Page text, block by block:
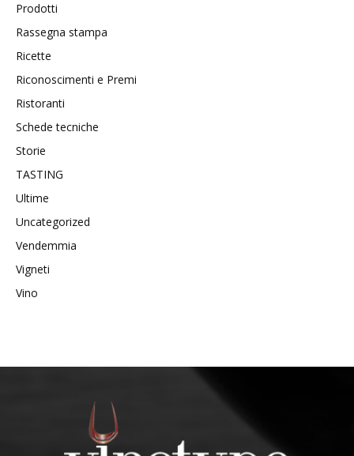
Prodotti
Rassegna stampa
Ricette
Riconoscimenti e Premi
Ristoranti
Schede tecniche
Storie
TASTING
Ultime
Uncategorized
Vendemmia
Vigneti
Vino